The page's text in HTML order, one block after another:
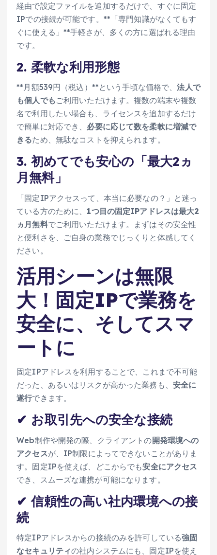
経由で設定ファイルを追加するだけで、すぐに固定
IPでの接続が可能です。**「専門知識がなくてもす
ぐに使える」**手軽さが、多くの方に選ばれる理由
です。
2. 柔軟な利用形態
**月額539円（税込）**という手頃な価格で、法人で
も個人でも ご利用いただけます。複数の端末や複数
名で利用したい場合も、ライセンスを追加するだけ
で簡単に対応でき、 必要に応じて数を柔軟に増減で
きるため、無駄なコストを抑えられます。
3. 初めてでも安心の「最大2ヵ
月無料」
「固定IPアクセスって、本当に必要なの？」と迷っ
ている方のために、 1つ目の固定IPアドレスは最大2
ヵ月無料でご利用いただけます。まずはその安全性
と便利さを、ご自身の業務でじっくりと体感してく
ださい。
活用シーンは無限
大！固定IPで業務を
安全に、そしてスマ
ートに
固定IPアドレスを利用することで、これまで不可能
だった、あるいはリスクが高かった業務も、 安全に
遂行できます。
✔ お取引先への安全な接続
Web制作や開発の際、クライアントの開発環境への
アクセスが、IP制限によってできないことがありま
す。固定IPを使えば、どこからでも安全にアクセス
でき、スムーズな連携が可能になります。
✔ 信頼性の高い社内環境への接
続
特定IPアドレスからの接続のみを許可している強固
なセキュリティの社内システムにも、固定IPを使え